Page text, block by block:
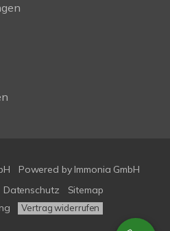
Powered by Immonia GmbH
Datenschutz
Sitemap
Vertrag widerrufen